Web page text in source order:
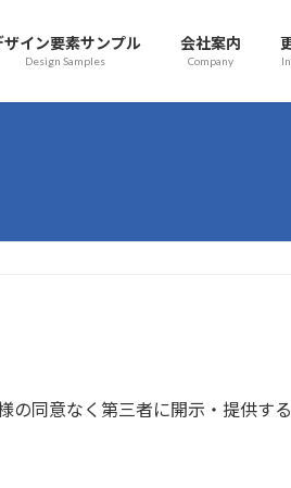
ザイン要素サンプル
Design Samples
会社案内
Company
同意なく第三者に開示・提供する